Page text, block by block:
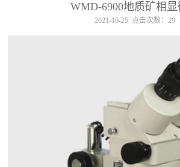
WMD-6900地质矿相
2021-10-25 点击次数：29